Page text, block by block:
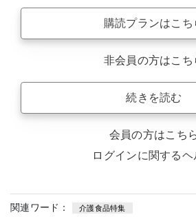
購読プランはこち
非会員の方はこち
続きを読む
会員の方はこち
ログインに関するヘ
関連ワード： 介護食品特集